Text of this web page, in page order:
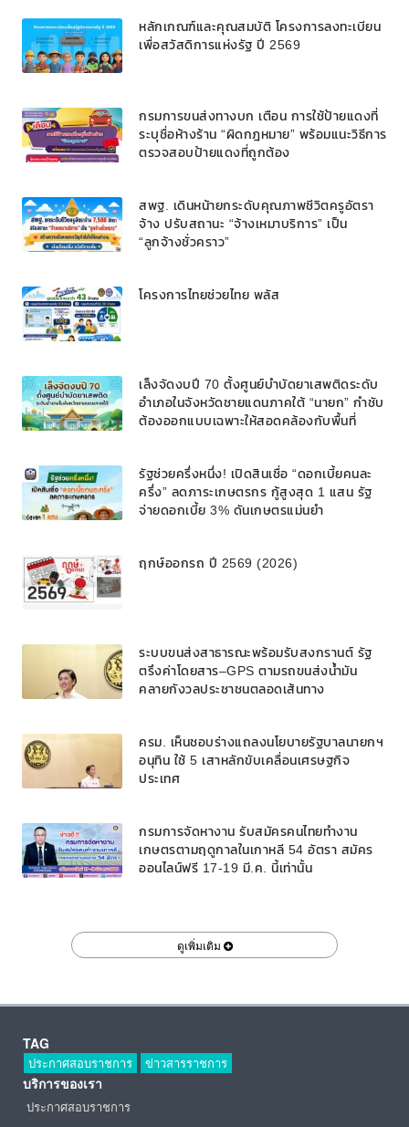
หลักเกณฑ์และคุณสมบัติ โครงการลงทะเบียน
เพื่อสวัสดิการแห่งรัฐ ปี 2569
กรมการขนส่งทางบก เตือน การใช้ป้ายแดงที่
ระบุชื่อห้างร้าน “ผิดกฎหมาย” พร้อมแนะวิธีการ
ตรวจสอบป้ายแดงที่ถูกต้อง
สพฐ. เดินหน้ายกระดับคุณภาพชีวิตครูอัตรา
จ้าง ปรับสถานะ “จ้างเหมาบริการ” เป็น
“ลูกจ้างชั่วคราว”
โครงการไทยช่วยไทย พลัส
เล็งจัดงบปี 70 ตั้งศูนย์บำบัดยาเสพติดระดับ
อำเภอในจังหวัดชายแดนภาคใต้ “นายก” กำชับ
ต้องออกแบบเฉพาะให้สอดคล้องกับพื้นที่
รัฐช่วยครึ่งหนึ่ง! เปิดสินเชื่อ “ดอกเบี้ยคนละ
ครึ่ง” ลดภาระเกษตรกร กู้สูงสุด 1 แสน รัฐ
จ่ายดอกเบี้ย 3% ดันเกษตรแม่นยำ
ฤกษ์ออกรถ ปี 2569 (2026)
ระบบขนส่งสาธารณะพร้อมรับสงกรานต์ รัฐ
ตรึงค่าโดยสาร–GPS ตามรถขนส่งน้ำมัน
คลายกังวลประชาชนตลอดเส้นทาง
ครม. เห็นชอบร่างแถลงนโยบายรัฐบาลนายกฯ
อนุทิน ใช้ 5 เสาหลักขับเคลื่อนเศรษฐกิจ
ประเทศ
กรมการจัดหางาน รับสมัครคนไทยทำงาน
เกษตรตามฤดูกาลในเกาหลี 54 อัตรา สมัคร
ออนไลน์ฟรี 17-19 มี.ค. นี้เท่านั้น
ดูเพิ่มเติม
TAG
ประกาศสอบราชการ ข่าวสารราชการ
บริการของเรา
ประกาศสอบราชการ